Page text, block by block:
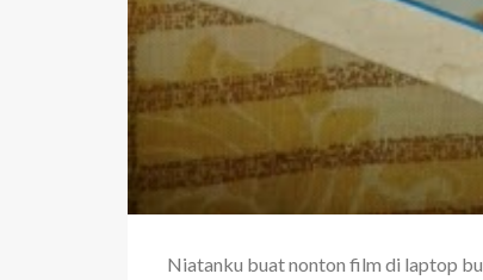
Niatanku buat nonton film di laptop